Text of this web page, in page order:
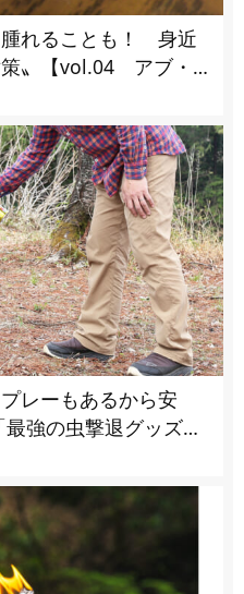
れることも！ 身近
〟【vol.04 アブ・ブ
レーもあるから安
使う虫よけ】